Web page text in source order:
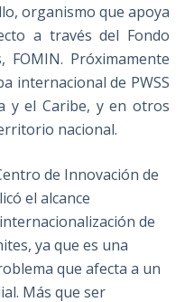
organismo que apoya
a través del Fondo
FOMIN. Próximamente
internacional de PWSS
y el Caribe, y en otros
nacional.
de Innovación de
el alcance
de
ya que es una
que afecta a un
Más que ser